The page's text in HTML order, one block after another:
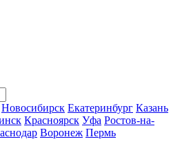
Новосибирск Екатеринбург Казань
Красноярск Уфа Ростов-на-
Воронеж Пермь